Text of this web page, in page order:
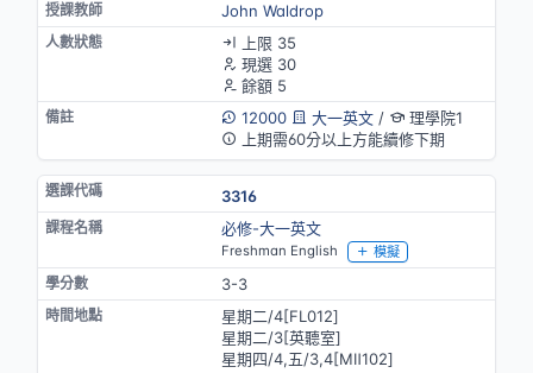
John Waldrop
上限 35
現選 30
餘額 5
12000
大一英文/
理學院1
上期需60分以上方能續修下期
3316
必修-大一英文
Freshman English 模擬
3-3
星期二/4[FL012]
星期二/3[英聽室]
星期四/4,五/3,4[MⅡ102]